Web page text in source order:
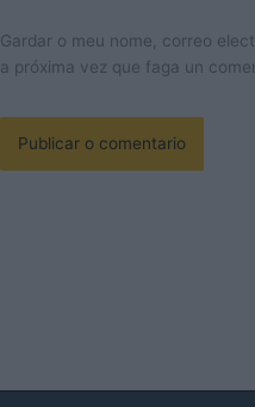
Gardar o meu nome, correo
a próxima vez que faga un